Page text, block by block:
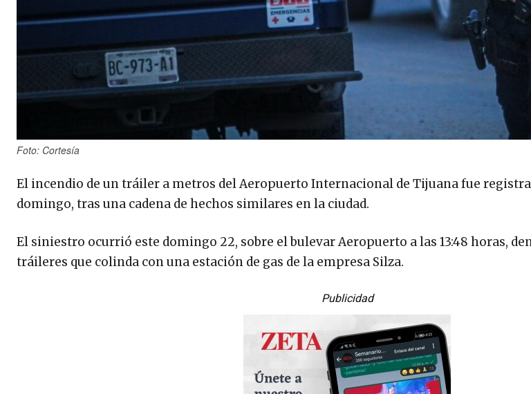
Foto: Cortesía
El incendio de un tráiler a metros del Aeropuerto Internacional de Tijuana fue
domingo, tras una cadena de hechos similares en la ciudad.
El siniestro ocurrió este domingo 22, sobre el bulevar Aeropuerto a las 13:48 horas,
tráileres que colinda con una estación de gas de la empresa Silza.
Publicidad